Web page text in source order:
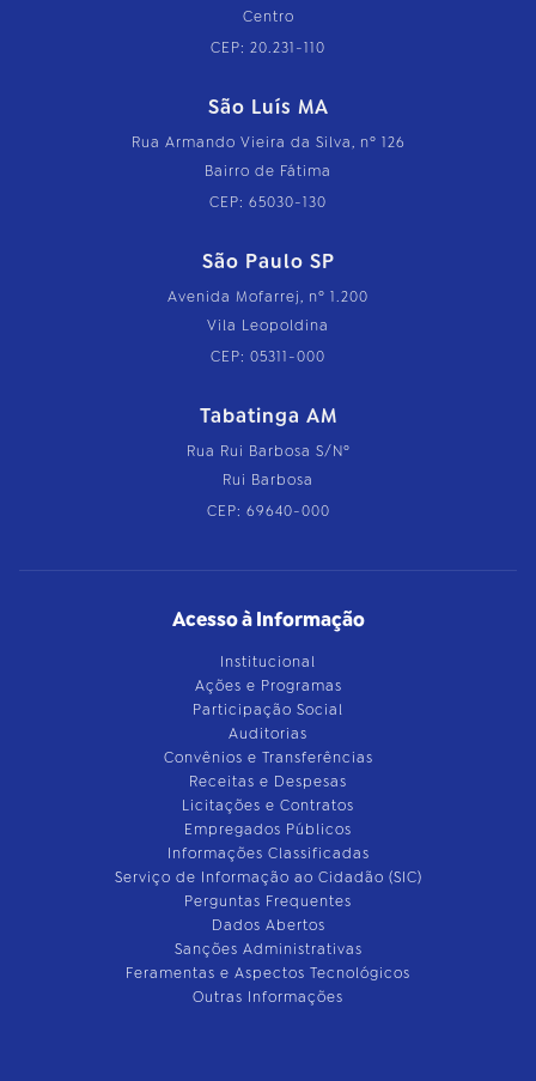
Centro
CEP: 20.231-110
São Luís MA
Rua Armando Vieira da Silva, nº 126
Bairro de Fátima
CEP: 65030-130
São Paulo SP
Avenida Mofarrej, nº 1.200
Vila Leopoldina
CEP: 05311-000
Tabatinga AM
Rua Rui Barbosa S/Nº
Rui Barbosa
CEP: 69640-000
Acesso à Informação
Institucional
Ações e Programas
Participação Social
Auditorias
Convênios e Transferências
Receitas e Despesas
Licitações e Contratos
Empregados Públicos
Informações Classificadas
Serviço de Informação ao Cidadão (SIC)
Perguntas Frequentes
Dados Abertos
Sanções Administrativas
Feramentas e Aspectos Tecnológicos
Outras Informações